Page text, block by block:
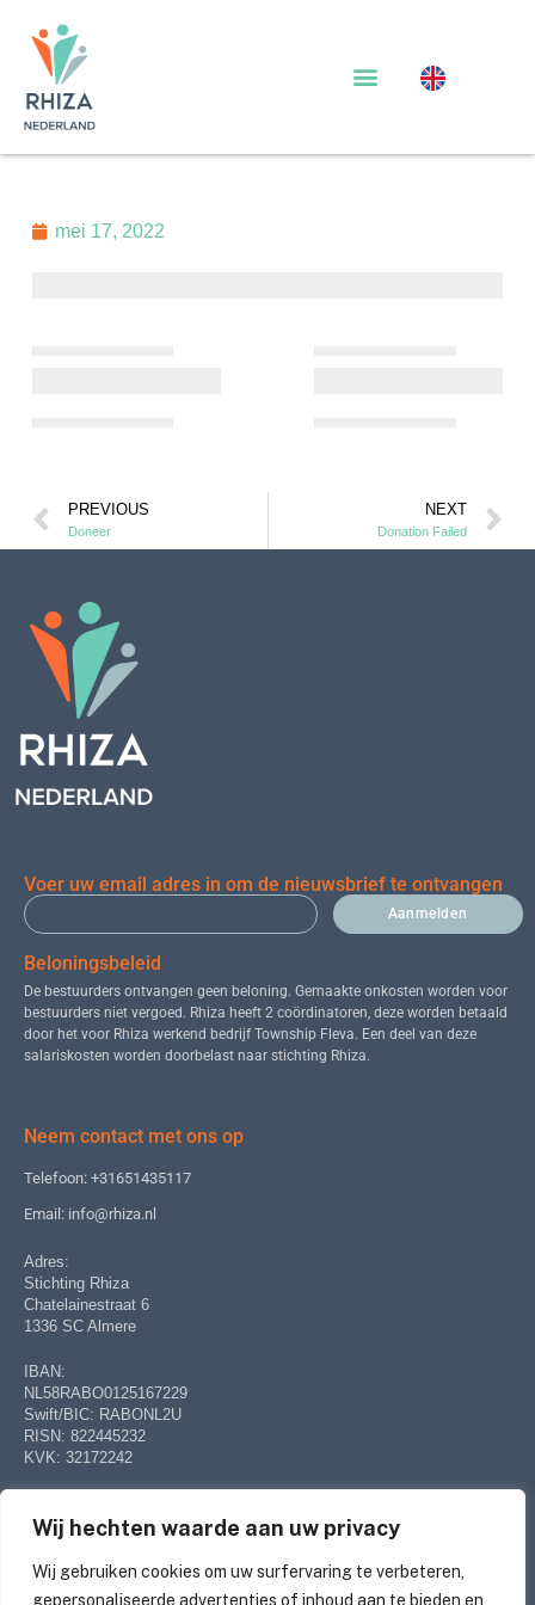
Wij hechten waarde aan uw privacy
Wij gebruiken cookies om uw surfervaring te verbeteren,
gepersonaliseerde advertenties of inhoud aan te bieden en
Donation
mei 17, 2022
PREVIOUS
Doneer
NEXT
Donation Failed
Voer uw email adres in om de nieuwsbrief te ontvangen
Aanmelden
Beloningsbeleid
De bestuurders ontvangen geen beloning. Gemaakte onkosten worden voor
bestuurders niet vergoed. Rhiza heeft 2 coördinatoren, deze worden betaald
door het voor Rhiza werkend bedrijf Township Fleva. Een deel van deze
salariskosten worden doorbelast naar stichting Rhiza.
Neem contact met ons op
Telefoon: +31651435117
Email: info@rhiza.nl
Adres:
Stichting Rhiza
Chatelainestraat 6
1336 SC Almere
IBAN:
NL58RABO0125167229
Swift/BIC: RABONL2U
RISN: 822445232
KVK: 32172242
Stichting Rhiza